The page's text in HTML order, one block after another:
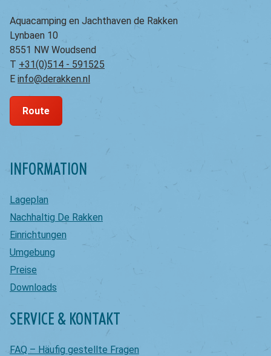
Aquacamping en Jachthaven de Rakken
Lynbaen 10
8551 NW Woudsend
T +31(0)514 - 591525
E info@derakken.nl
Route
INFORMATION
Lageplan
Nachhaltig De Rakken
Einrichtungen
Umgebung
Preise
Downloads
SERVICE & KONTAKT
FAQ – Häufig gestellte Fragen